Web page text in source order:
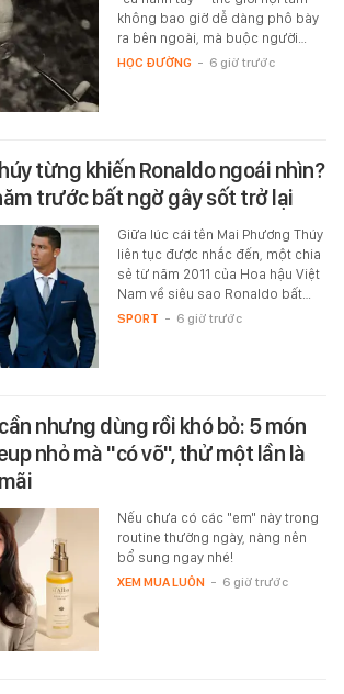
không bao giờ dễ dàng phô bày
ra bên ngoài, mà buộc người…
HỌC ĐƯỜNG - 6 giờ trước
từng khiến Ronaldo ngoái nhìn?
trước bất ngờ gây sốt trở lại
Giữa lúc cái tên Mai Phương Thúy
liên tục được nhắc đến, một chia
sẻ từ năm 2011 của Hoa hậu Việt
Nam về siêu sao Ronaldo bất…
SPORT - 6 giờ trước
nhưng dùng rồi khó bỏ: 5 món
nhỏ mà "có võ", thử một lần là
Nếu chưa có các "em" này trong
routine thường ngày, nàng nên
bổ sung ngay nhé!
XEM MUA LUÔN - 6 giờ trước